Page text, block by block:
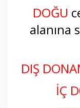
DOĞU
alanına
DIŞ
İÇ